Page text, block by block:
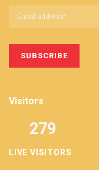
Visitors
LIVE VISITORS
279